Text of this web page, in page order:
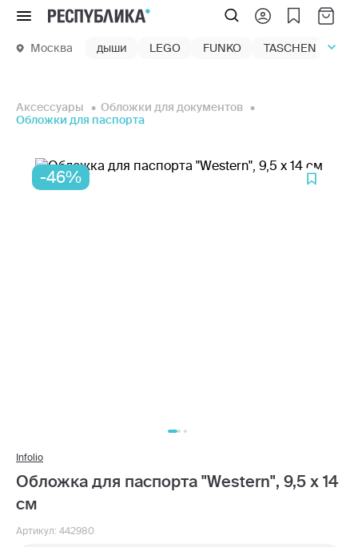
Меню
Москва дыши LEGO FUNKO TASCHEN
Аксессуары
Обложки для документов
Обложки для паспорта
-46%
Infolio
Обложка для паспорта "Western", 9,5 х 14
см
Артикул: 442980